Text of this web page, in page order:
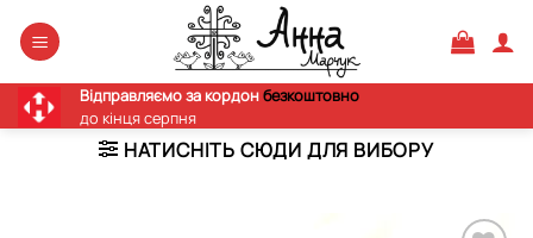
Відправляємо за кордонбезкоштовно
до кінця серпня
НАТИСНІТЬ СЮДИ ДЛЯ ВИБОРУ